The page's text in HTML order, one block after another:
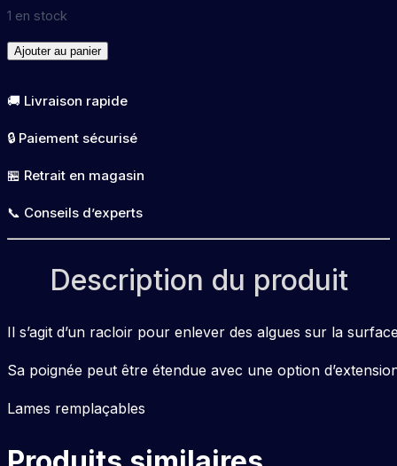
1 en stock
quantité
Pro
Ajouter au panier
🚚 Livraison rapide
🔒 Paiement sécurisé
🏪 Retrait en magasin
📞 Conseils d’experts
Description du produit
Il s’agit d’un racloir pour enlever des algues sur la
Sa poignée peut être étendue avec une option
Lames remplaçables